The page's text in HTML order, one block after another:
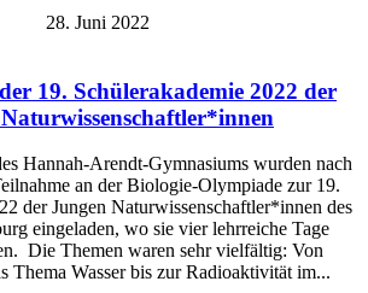
28. Juni 2022
19. Schülerakademie 2022 der
Hannah-Arendt-Gymnasiums wurden nach
an der Biologie-Olympiade zur 19.
der Jungen Naturwissenschaftler*innen des
eingeladen, wo sie vier lehrreiche Tage
Die Themen waren sehr vielfältig: Von
Thema Wasser bis zur Radioaktivität im...